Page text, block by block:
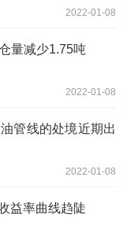
2022-01-08
量减少1.75吨
2022-01-08
管线的处境近期出
2022-01-08
益率曲线趋陡